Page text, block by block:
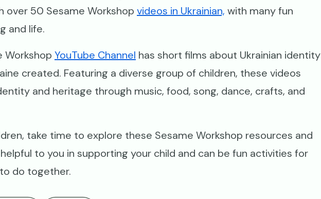
over 50 Sesame Workshop videos in Ukrainian, with many fun
and life.
Workshop YouTube Channel has short films about Ukrainian identity
created. Featuring a diverse group of children, these videos
and heritage through music, food, song, dance, crafts, and
take time to explore these Sesame Workshop resources and
to you in supporting your child and can be fun activities for
do together.